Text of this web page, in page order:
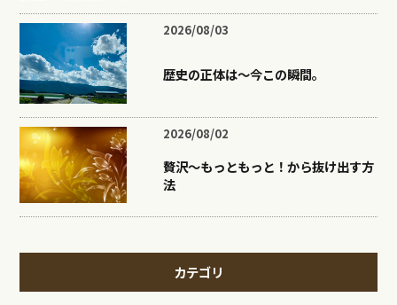
2026/08/03
歴史の正体は〜今この瞬間。
2026/08/02
贅沢〜もっともっと！から抜け出す方
法
カテゴリ